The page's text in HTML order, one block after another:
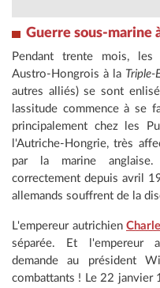
Guerre sous-marine
Pendant trente mois, les
Austro-Hongrois à la Triple-
autres alliés) se sont
lassitude commence à se
principalement chez les
l'Autriche-Hongrie, très
par la marine anglaise.
correctement depuis avril
allemands souffrent de la
L'empereur autrichien
séparée. Et l'empereur
demande au président
combattants ! Le 22 janvier